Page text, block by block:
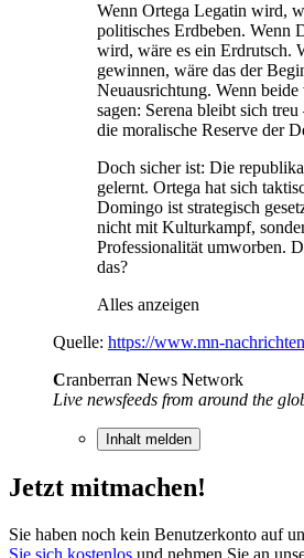
Wenn Ortega Legatin wird,
politisches Erdbeben. Wenn
wird, wäre es ein Erdrutsch.
gewinnen, wäre das der
Neuausrichtung. Wenn
sagen: Serena bleibt sich
die moralische Reserve der
Doch sicher ist: Die
gelernt. Ortega hat sich
Domingo ist strategisch
nicht mit Kulturkampf,
Professionalität umworben.
das?
Alles anzeigen
Quelle: https://www.mn-
Cranberran News Network
Live newsfeeds from around the
Inhalt melden
Jetzt mitmachen!
Sie haben noch kein Benutzerkonto auf
Sie sich kostenlos und nehmen Sie an